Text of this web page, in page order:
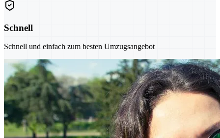
Schnell
Schnell und einfach zum besten Umzugsangebot